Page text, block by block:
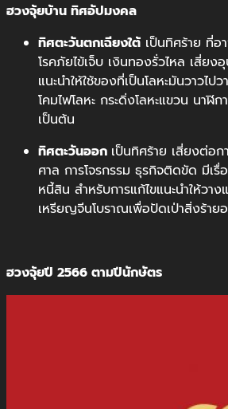
ฮวงจุ้ยบ้าน ทิศอัปมงคล
ทิศตะวันตกเฉียงใต้ เป็นทิศร้าย ที่อ
โรคภัยไข้เจ็บ เงินทองรั่วไหล เสี่ยง
แนะนำให้ใช้ของที่เป็นโลหะมันวาวไป
โคมไฟโลหะ กระดิ่งโลหะแขวน นาฬิ
เป็นต้น
ทิศตะวันออก เป็นทิศร้าย เสี่ยงต่อ
ศาล การโจรกรรม ธุรกิจติดขัด มีเ
หนี้สิน สำหรับการแก้ไขแนะนำให้วา
เหรียญจีนโบราณเพื่อปัดเป่าสิ่งร้าย
ฮวงจุ้ยปี 2566 ตามปีนักษัตร